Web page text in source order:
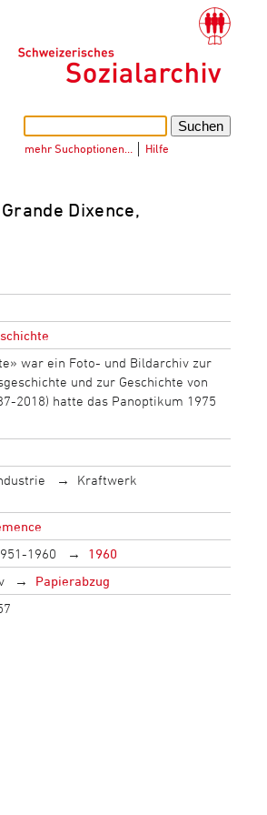
mehr Suchoptionen… Hilfe
Dixence,
war ein Foto- und Bildarchiv zur
und zur Geschichte von
2018) hatte das Panoptikum 1975
Kraftwerk
1960
1960
Papierabzug